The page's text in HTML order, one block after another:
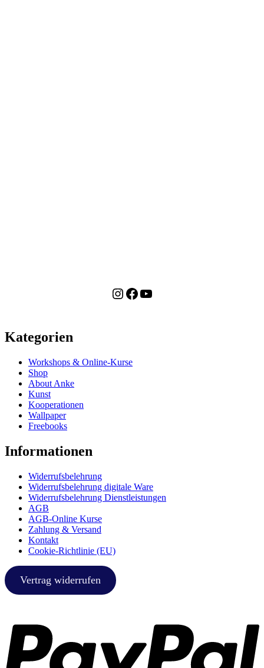
Instagram
Facebook
YouTube
Kategorien
Workshops & Online-Kurse
Shop
About Anke
Kunst
Kooperationen
Wallpaper
Freebooks
Informationen
Widerrufsbelehrung
Widerrufsbelehrung digitale Ware
Widerrufsbelehrung Dienstleistungen
AGB
AGB-Online Kurse
Zahlung & Versand
Kontakt
Cookie-Richtlinie (EU)
Vertrag widerrufen